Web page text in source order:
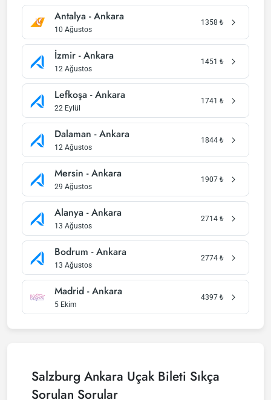
Antalya - Ankara
10 Ağustos
1358 ₺
İzmir - Ankara
12 Ağustos
1451 ₺
Lefkoşa - Ankara
22 Eylül
1741 ₺
Dalaman - Ankara
12 Ağustos
1844 ₺
Mersin - Ankara
29 Ağustos
1907 ₺
Alanya - Ankara
13 Ağustos
2714 ₺
Bodrum - Ankara
13 Ağustos
2774 ₺
Madrid - Ankara
5 Ekim
4397 ₺
Salzburg Ankara Uçak Bileti Sıkça
Sorulan Sorular